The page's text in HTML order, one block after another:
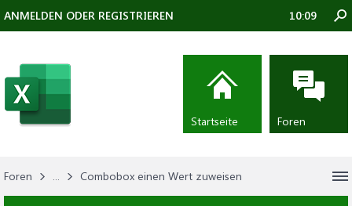
Foren ... Combobox einen Wert zuweisen
ANMELDEN ODER REGISTRIEREN 10:09
Startseite Foren